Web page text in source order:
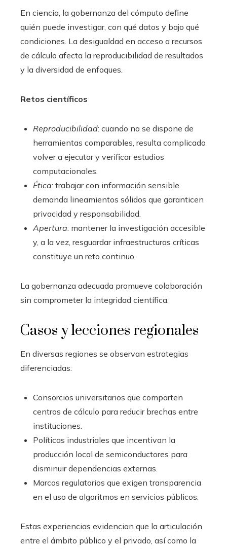
En ciencia, la gobernanza del cómputo define
quién puede investigar, con qué datos y bajo qué
condiciones. La desigualdad en acceso a recursos
de cálculo afecta la reproducibilidad de resultados
y la diversidad de enfoques.
Retos científicos
Reproducibilidad: cuando no se dispone de
herramientas comparables, resulta complicado
volver a ejecutar y verificar estudios
computacionales.
Ética: trabajar con información sensible
demanda lineamientos sólidos que garanticen
privacidad y responsabilidad.
Apertura: mantener la investigación accesible
y, a la vez, resguardar infraestructuras críticas
constituye un reto continuo.
La gobernanza adecuada promueve colaboración
sin comprometer la integridad científica.
Casos y lecciones regionales
En diversas regiones se observan estrategias
diferenciadas:
Consorcios universitarios que comparten
centros de cálculo para reducir brechas entre
instituciones.
Políticas industriales que incentivan la
producción local de semiconductores para
disminuir dependencias externas.
Marcos regulatorios que exigen transparencia
en el uso de algoritmos en servicios públicos.
Estas experiencias evidencian que la articulación
entre el ámbito público y el privado, así como la